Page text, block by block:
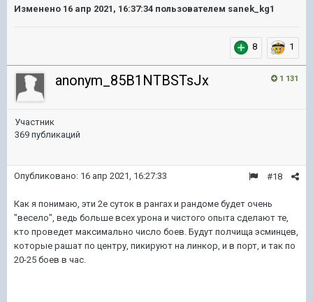
Изменено 16 апр 2021, 16:37:34 пользователем sanek_kg1
8 1
1 131
anonym_85B1NTBSTsJx
Участник
369 публикаций
#18
Опубликовано: 16 апр 2021, 16:27:33
Как я понимаю, эти 2е суток в рангах и рандоме будет очень
"весело", ведь больше всех урона и чистого опыта сделают те,
кто проведет максимально число боев. Будут полчища эсминцев,
которые рашат по центру, пикируют на линкор, и в порт, и так по
20-25 боев в час.